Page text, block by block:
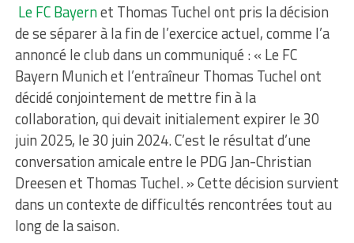
Le FC Bayernet Thomas Tuchel ont pris la décision
de se séparer à la fin de l’exercice actuel, comme l’a
annoncé le club dans un communiqué : « Le FC
Bayern Munich et l’entraîneur Thomas Tuchel ont
décidé conjointement de mettre fin à la
collaboration, qui devait initialement expirer le 30
juin 2025, le 30 juin 2024. C’est le résultat d’une
conversation amicale entre le PDG Jan-Christian
Dreesen et Thomas Tuchel. » Cette décision survient
dans un contexte de difficultés rencontrées tout au
long de la saison.